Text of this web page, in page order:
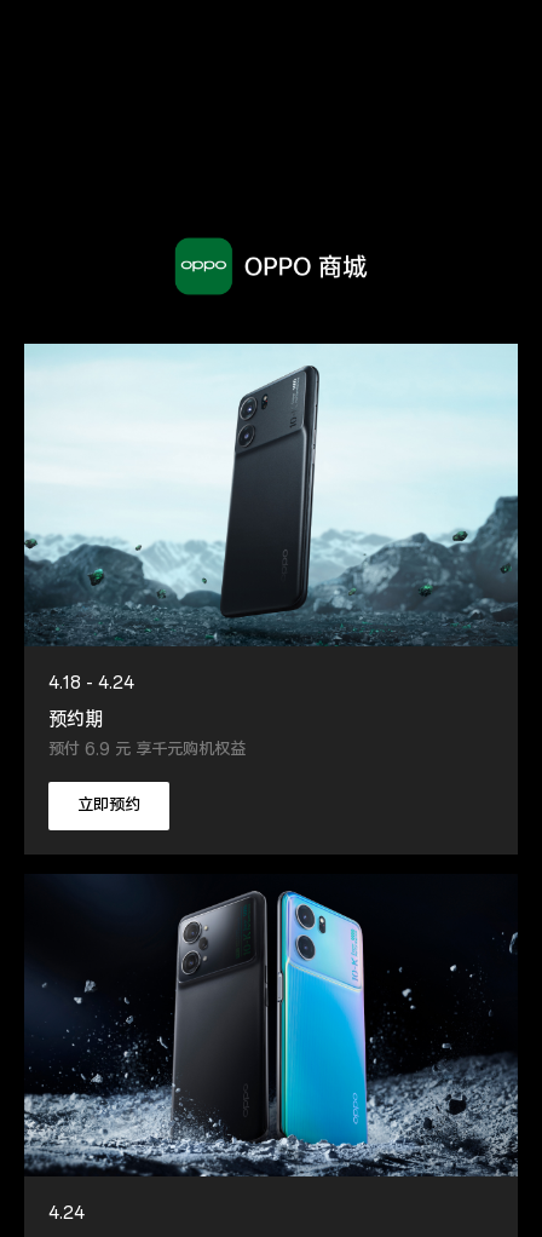
4.18 - 4.24
预约期
预付 6.9 元 享千元购机权益
立即预约
4.24